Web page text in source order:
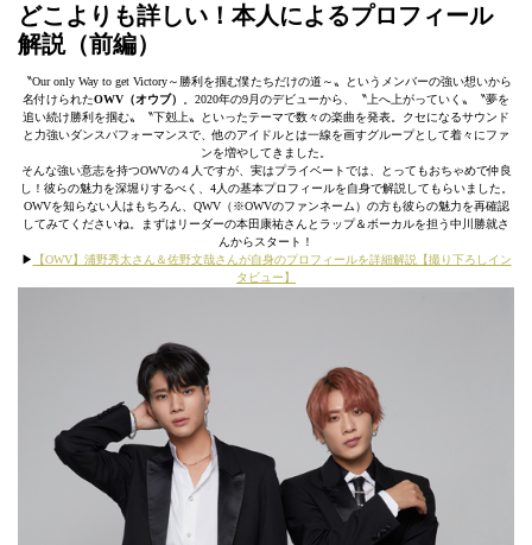
どこよりも詳しい！本人によるプロフィール
解説（前編）
〝Our only Way to get Victory～勝利を掴む僕たちだけの道～〟というメンバーの強い想いから
名付けられたOWV（オウブ）
。2020年の9月のデビューから、〝上へ上がっていく〟〝夢を
追い続け勝利を掴む〟〝下剋上〟といったテーマで数々の楽曲を発表。クセになるサウンド
と力強いダンスパフォーマンスで、他のアイドルとは一線を画すグループとして着々にファ
ンを増やしてきました。
そんな強い意志を持つOWVの４人ですが、実はプライベートでは、とってもおちゃめで仲良
し！彼らの魅力を深堀りするべく、4人の基本プロフィールを自身で解説してもらいました。
OWVを知らない人はもちろん、QWV（※OWVのファンネーム）の方も彼らの魅力を再確認
してみてくださいね。まずはリーダーの本田康祐さんとラップ＆ボーカルを担う中川勝就さ
んからスタート！
▶︎
【OWV】浦野秀太さん＆佐野文哉さんが自身のプロフィールを詳細解説【撮り下ろしイン
タビュー】